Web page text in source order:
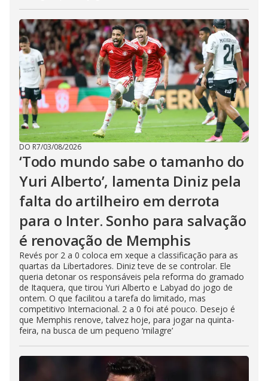
DO R7/03/08/2026
‘Todo mundo sabe o tamanho do
Yuri Alberto’, lamenta Diniz pela
falta do artilheiro em derrota
para o Inter. Sonho para salvação
é renovação de Memphis
Revés por 2 a 0 coloca em xeque a classificação para as
quartas da Libertadores. Diniz teve de se controlar. Ele
queria detonar os responsáveis pela reforma do gramado
de Itaquera, que tirou Yuri Alberto e Labyad do jogo de
ontem. O que facilitou a tarefa do limitado, mas
competitivo Internacional. 2 a 0 foi até pouco. Desejo é
que Memphis renove, talvez hoje, para jogar na quinta-
feira, na busca de um pequeno ‘milagre’